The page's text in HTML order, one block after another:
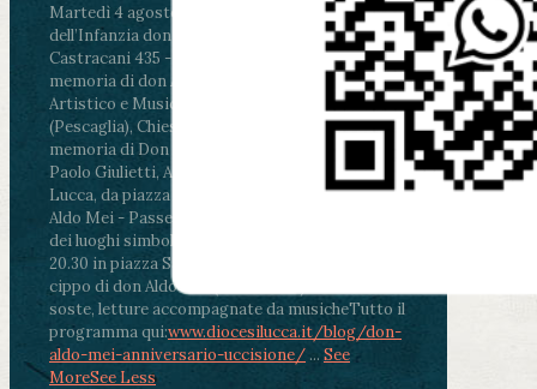
Martedì 4 agosto2026
ore 11:30 - Lucca, Scuola
dell’Infanzia don Aldo Mei - Viale Castruccio
Castracani 435 - Inaugurazione murales in
memoria di don Aldo Mei curato dal Liceo
Artistico e Musicale “Passaglia”
ore 18 - Fiano
(Pescaglia), Chiesa parrocchiale - Messa in
memoria di Don Aldo Mei celebrata da mons.
Paolo Giulietti, Arcivescovo di Lucca
ore 20.30 -
Lucca, da piazza San Michele al Cippo di don
Aldo Mei - Passeggiata della Memoria in alcuni
dei luoghi simbolo della città. Ritrovo alle ore
20.30 in piazza San Michele con conclusione al
cippo di don Aldo Mei (Porta Elisa). Durante le
soste, letture accompagnate da musicheTutto il
programma qui:www.diocesilucca.it/blog/don-
aldo-mei-anniversario-uccisione/ ... See
MoreSee Less